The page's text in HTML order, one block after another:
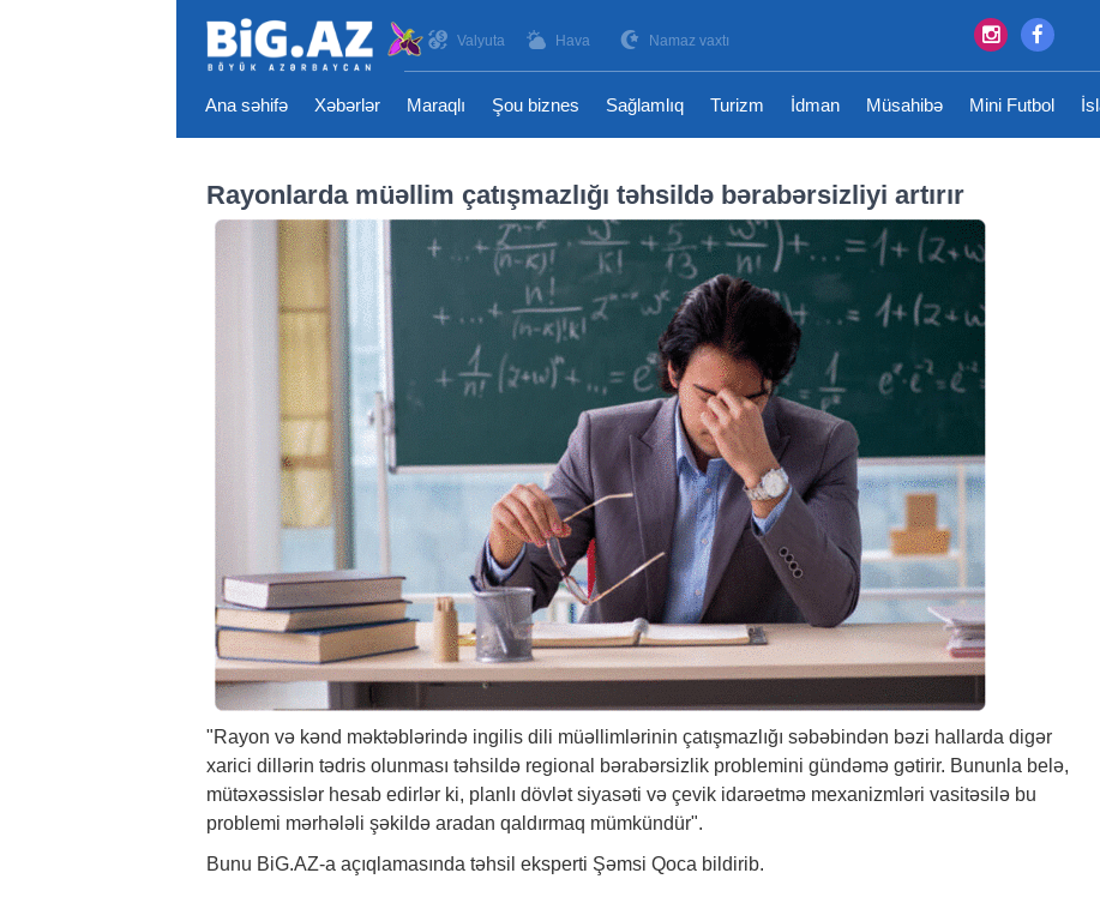
Valyuta Hava Namaz vaxtı
Ana səhifə Xəbərlər Maraqlı Şou biznes Sağlamlıq Turizm İdman Müsahibə Mini Futbol
Rayonlarda müəllim çatışmazlığı təhsildə bərabərsizliyi artırır
"Rayon və kənd məktəblərində ingilis dili müəllimlərinin çatışmazlığı səbəbindən bəzi hallarda digər
xarici dillərin tədris olunması təhsildə regional bərabərsizlik problemini gündəmə gətirir. Bununla belə,
mütəxəssislər hesab edirlər ki, planlı dövlət siyasəti və çevik idarəetmə mexanizmləri vasitəsilə bu
problemi mərhələli şəkildə aradan qaldırmaq mümkündür".
Bunu BiG.AZ-a açıqlamasında təhsil eksperti Şəmsi Qoca bildirib.